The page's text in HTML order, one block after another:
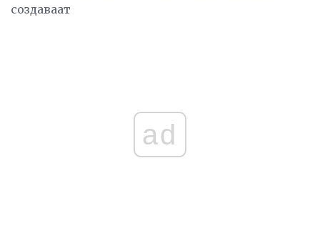
создаваат
ad